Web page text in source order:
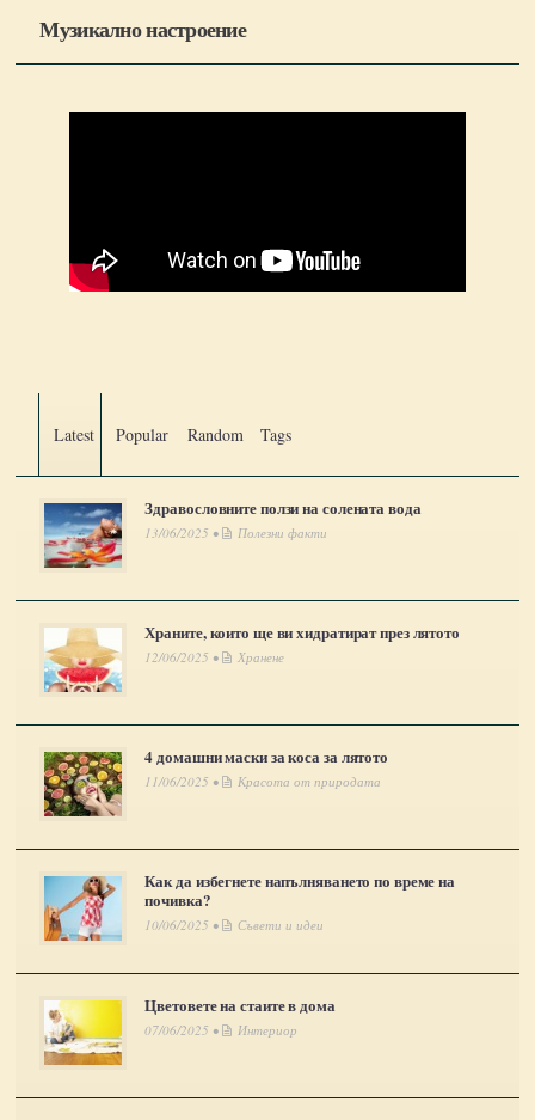
Музикално настроение
Latest Popular Random Tags
Здравословните ползи на солената вода
13/06/2025 • Полезни факти
Храните, които ще ви хидратират през лятото
12/06/2025 • Хранене
4 домашни маски за коса за лятото
11/06/2025 • Красота от природата
Как да избегнете напълняването по време на
почивка?
10/06/2025 • Съвети и идеи
Цветовете на стаите в дома
07/06/2025 • Интериор